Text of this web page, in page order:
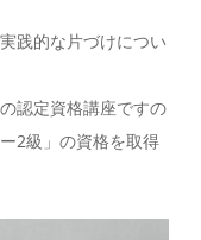
践的な片づけについ
認定資格講座ですの
2級」の資格を取得